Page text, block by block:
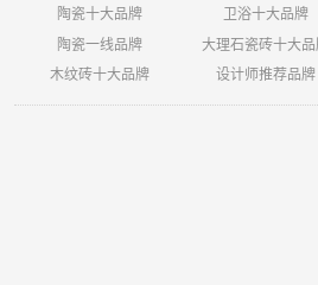
陶瓷十大品牌 卫浴十大品牌
陶瓷一线品牌
大理石瓷砖十大
木纹砖十大品牌
设计师推荐品牌